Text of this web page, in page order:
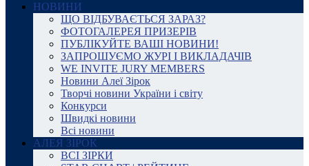
НОВИНИ
ЩО ВІДБУВАЄТЬСЯ ЗАРАЗ?
ФОТОГАЛЕРЕЯ ПРИЗЕРІВ
ПУБЛІКУЙТЕ ВАШІ НОВИНИ!
ЗАПРОШУЄМО ЖУРІ І ВИКЛАДАЧІВ
WE INVITE JURY MEMBERS
Новини Алеї Зірок
Творчі новини України і світу
Конкурси
Швидкі новини
Всі новини
АЛЕЯ ЗІРОК
ВСІ ЗІРКИ